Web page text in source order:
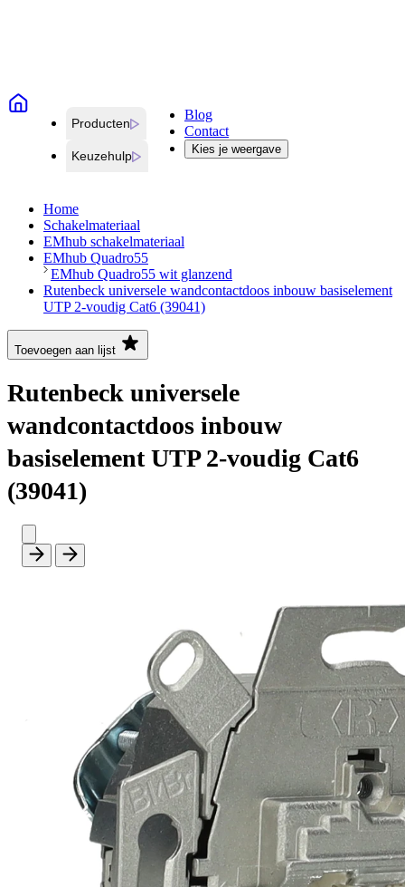
Producten
Keuzehulp
Blog
Contact
Kies je weergave
Home
Schakelmateriaal
EMhub schakelmateriaal
EMhub Quadro55
EMhub Quadro55 wit glanzend
Rutenbeck universele wandcontactdoos inbouw basiselement
UTP 2-voudig Cat6 (39041)
Toevoegen aan lijst
Rutenbeck universele
wandcontactdoos inbouw
basiselement UTP 2-voudig Cat6
(39041)